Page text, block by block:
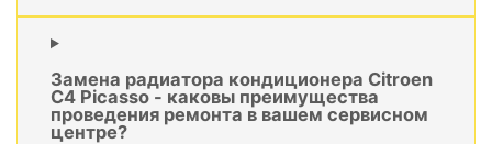
Замена радиатора кондиционера Citroen
C4 Picasso - каковы преимущества
проведения ремонта в вашем сервисном
центре?